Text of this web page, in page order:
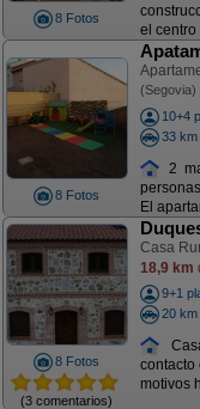
8 Fotos
el centro
8 Fotos
(Segovia)
10+4
33 km
2
El
8 Fotos
(3 comentarios)
Casa
18,9 km
9+1
20 km
contacto
motivos